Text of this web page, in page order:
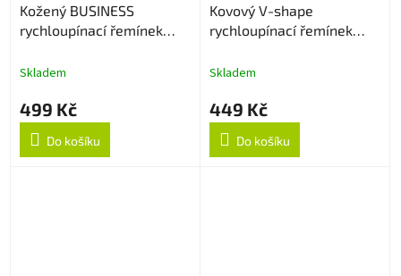
Kožený BUSINESS
rychloupínací řemínek
Skladem
499 Kč
Do košíku
Kovový V-shape
rychloupínací řemínek
Skladem
449 Kč
Do košíku